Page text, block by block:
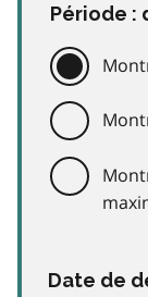
Période :
Date de